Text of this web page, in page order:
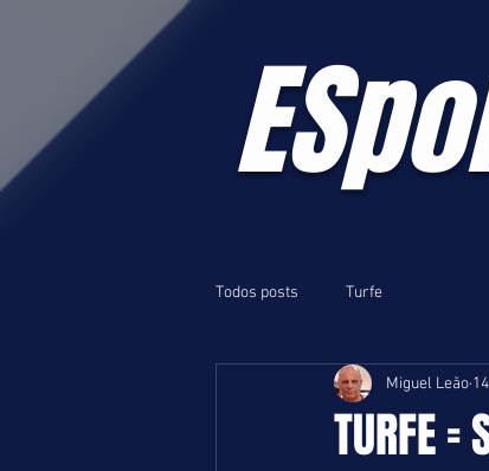
Todos posts Turfe
TURFE
Miguel Leão